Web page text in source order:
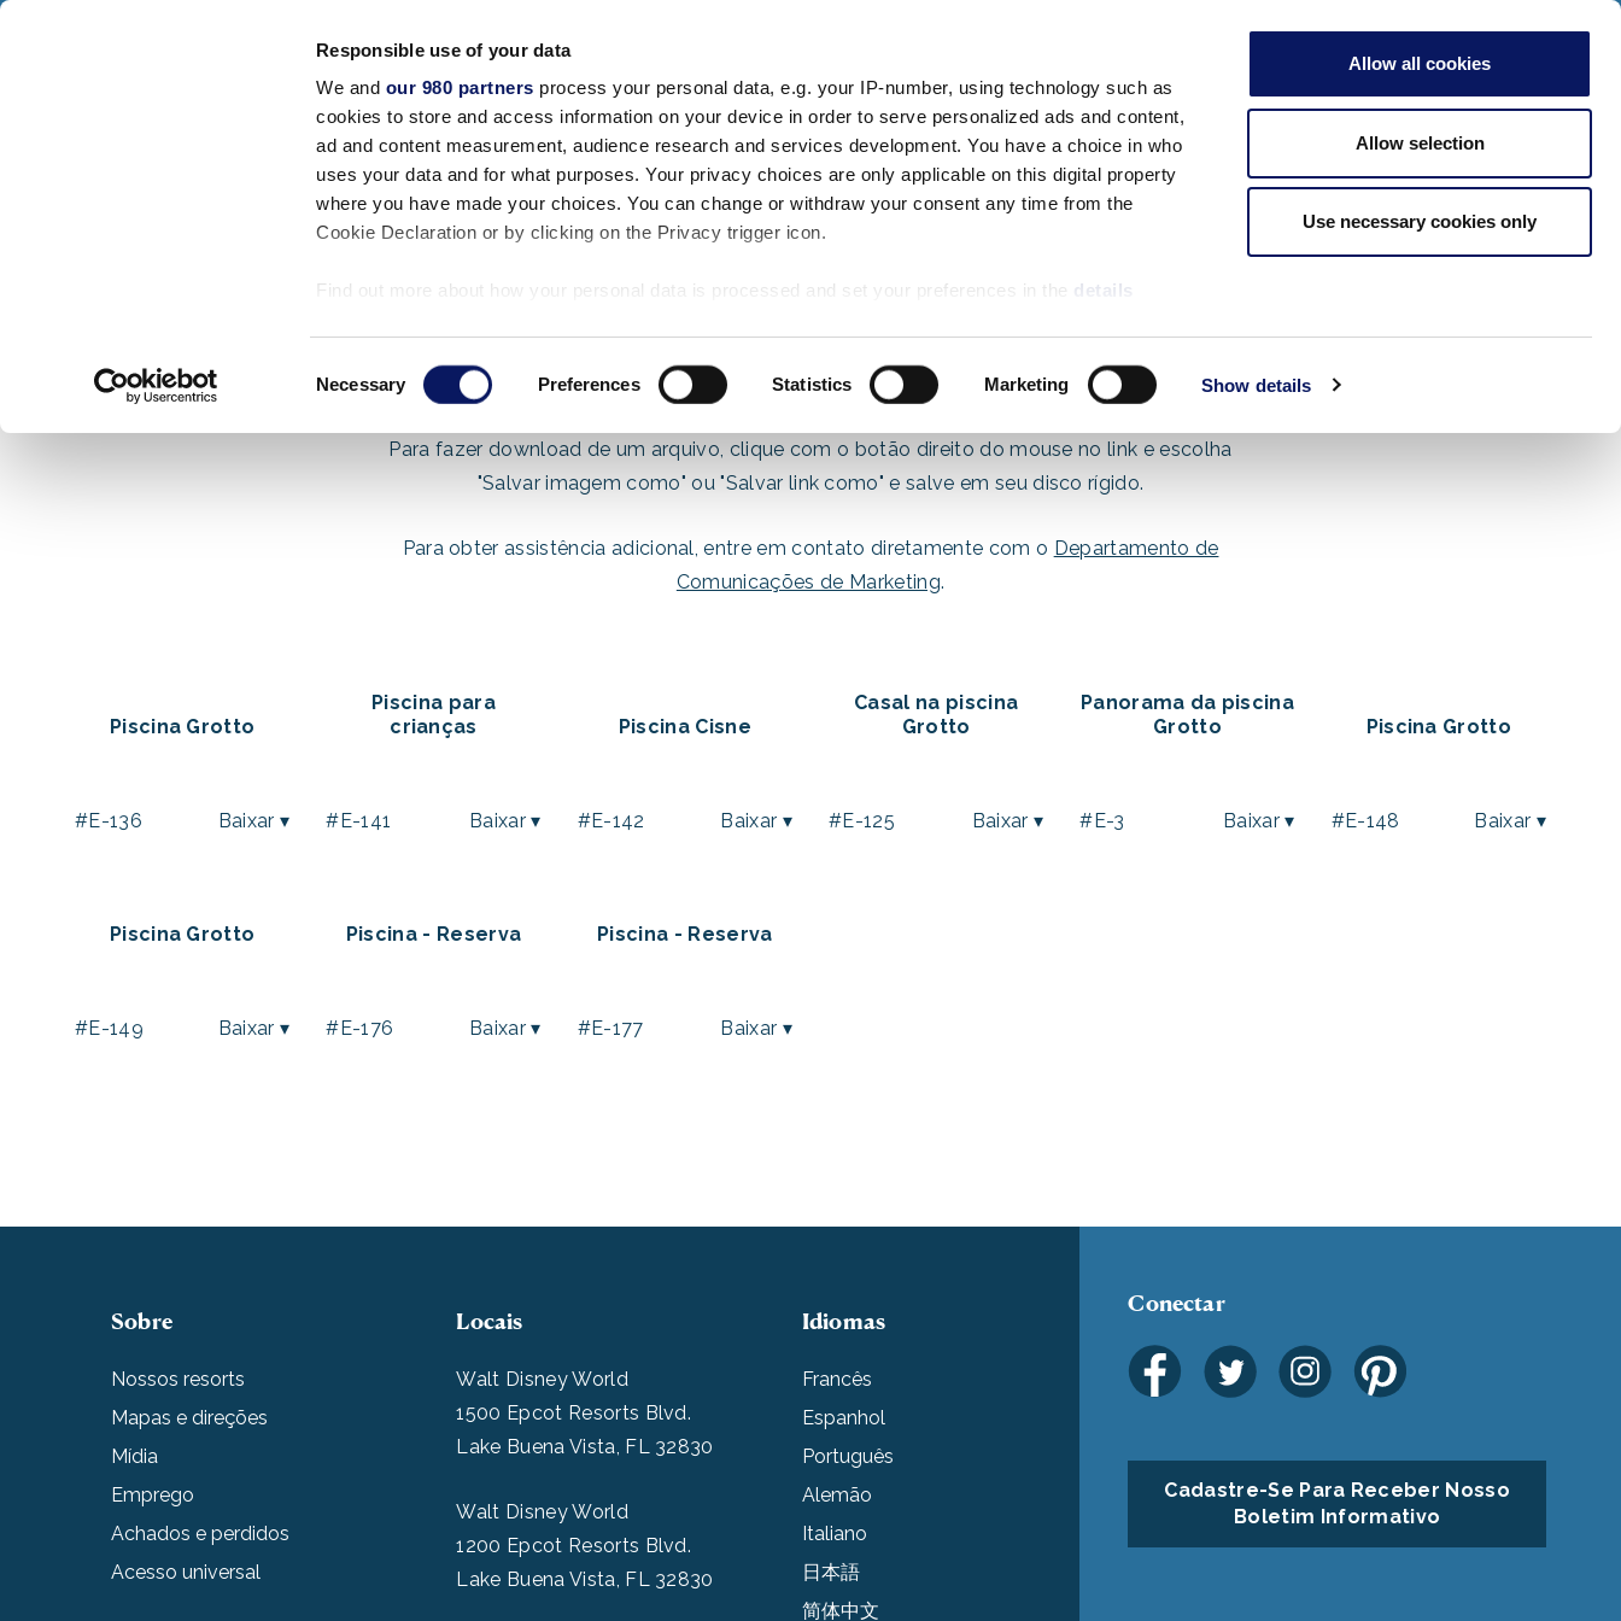
Responsible use of your data
We and our 980 partners process your personal data, e.g. your IP-number, using technology such as
cookies to store and access information on your device in order to serve personalized ads and content,
ad and content measurement, audience research and services development. You have a choice in who
uses your data and for what purposes. Your privacy choices are only applicable on this digital property
where you have made your choices. You can change or withdraw your consent any time from the
Cookie Declaration or by clicking on the Privacy trigger icon.
Find out more about how your personal data is processed and set your preferences in the
details
We use cookies to personalise content and ads, to provide social media features and to analyse our
traffic. We also share information about your use of our site with our social media, advertising and
analytics partners who may combine it with other information that you’ve provided to them or that
they’ve collected from your use of their services.
Selection
Necessary Preferences Statistics Marketing Show details
Allow all cookies
Allow selection
Use necessary cookies only
Acomodações Jantar Atividades
Ofertas
especiais
Casamentos
eventos
Reserve
8 Sat
9 Sun
Verificar Disponibilidade
Piscinas
Piscinas
Para fazer download de um arquivo, clique com o botão direito do mouse no link e escolha
"Salvar imagem como" ou "Salvar link como" e salve em seu disco rígido.
Para obter assistência adicional, entre em contato diretamente com o Departamento de
Comunicações de Marketing.
Piscina Grotto
#E-136 Baixar ▾
Piscina para
crianças
#E-141 Baixar ▾
Piscina Cisne
#E-142 Baixar ▾
Casal na piscina
Grotto
#E-125 Baixar ▾
Panorama da piscina
Grotto
#E-3 Baixar ▾
Piscina Grotto
#E-148 Baixar ▾
Piscina Grotto
#E-149 Baixar ▾
Piscina - Reserva
#E-176 Baixar ▾
Piscina - Reserva
#E-177 Baixar ▾
Sobre
Nossos resorts
Mapas e direções
Mídia
Emprego
Achados e perdidos
Acesso universal
Locais
Walt Disney World
1500 Epcot Resorts Blvd.
Lake Buena Vista, FL 32830
Walt Disney World
1200 Epcot Resorts Blvd.
Lake Buena Vista, FL 32830
Idiomas
Francês
Espanhol
Português
Alemão
Italiano
日本語
简体中文
Conectar
Cadastre-Se Para Receber Nosso
Boletim Informativo